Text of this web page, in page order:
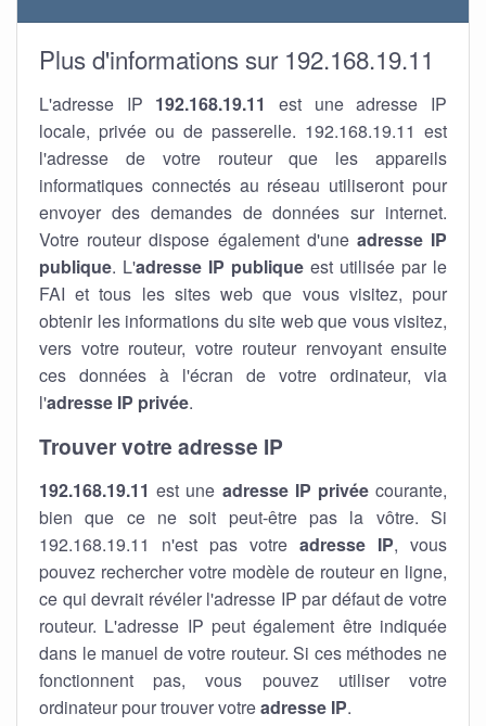
Plus d'informations sur 192.168.19.11
L'adresse IP 192.168.19.11
est une adresse IP
locale, privée ou de passerelle. 192.168.19.11 est
l'adresse de votre routeur que les appareils
informatiques connectés au réseau utiliseront pour
envoyer des demandes de données sur internet.
Votre routeur dispose également d'une adresse IP
publique. L'adresse IP publique est utilisée par le
FAI et tous les sites web que vous visitez, pour
obtenir les informations du site web que vous visitez,
vers votre routeur, votre routeur renvoyant ensuite
ces données à l'écran de votre ordinateur, via
l'adresse IP privée.
Trouver votre adresse IP
192.168.19.11 est une adresse IP privéecourante,
bien que ce ne soit peut-être pas la vôtre. Si
192.168.19.11 n'est pas votre adresse IP, vous
pouvez rechercher votre modèle de routeur en ligne,
ce qui devrait révéler l'adresse IP par défaut de votre
routeur. L'adresse IP peut également être indiquée
dans le manuel de votre routeur. Si ces méthodes ne
fonctionnent pas, vous pouvez utiliser votre
ordinateur pour trouver votreadresse IP.